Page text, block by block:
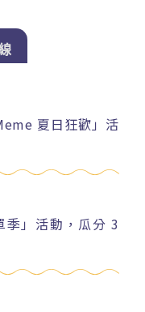
夏日狂歡」活
季」活動，瓜分 3